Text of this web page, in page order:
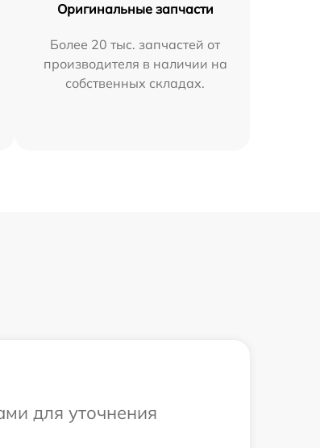
Оригинальные запчасти
Более 20 тыс. запчастей от
производителя в наличии на
собственных складах.
для уточнения